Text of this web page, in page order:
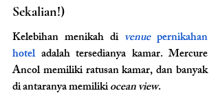
Sekalian!)
Kelebihan menikah di venue pernikahan
hotel adalah tersedianya kamar. Mercure
Ancol memiliki ratusan kamar, dan banyak
di antaranya memiliki ocean view.